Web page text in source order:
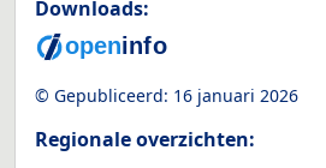
Downloads:
© Gepubliceerd: 16 januari 2026
Regionale overzichten: